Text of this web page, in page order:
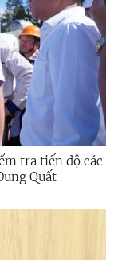
tra tiến độ các
Quất